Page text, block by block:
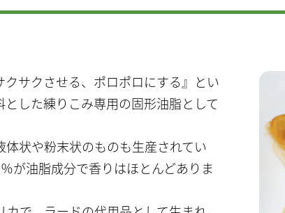
サクさせる、ポロポロにする』とい
した練りこみ専用の固形油脂として
状や粉末状のものも生産されてい
が油脂成分で香りはほとんどありま